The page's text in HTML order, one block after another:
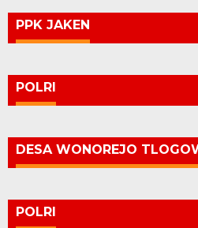
PPK JAKEN
POLRI
DESA WONOREJO
POLRI